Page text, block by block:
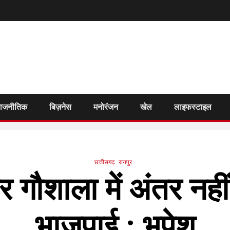
बिज़नेस मनोरंजन खेल लाइफस्टाइल
छत्तीसगढ़ रायपुर
गौशाला में अंतर